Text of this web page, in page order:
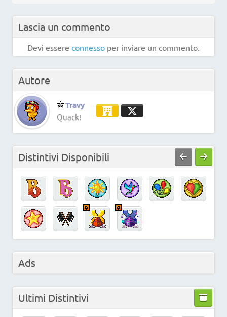
Lascia un commento
Devi essere connesso per inviare un commento.
Autore
Travy
Quack!
Distintivi Disponibili
Ads
Ultimi Distintivi